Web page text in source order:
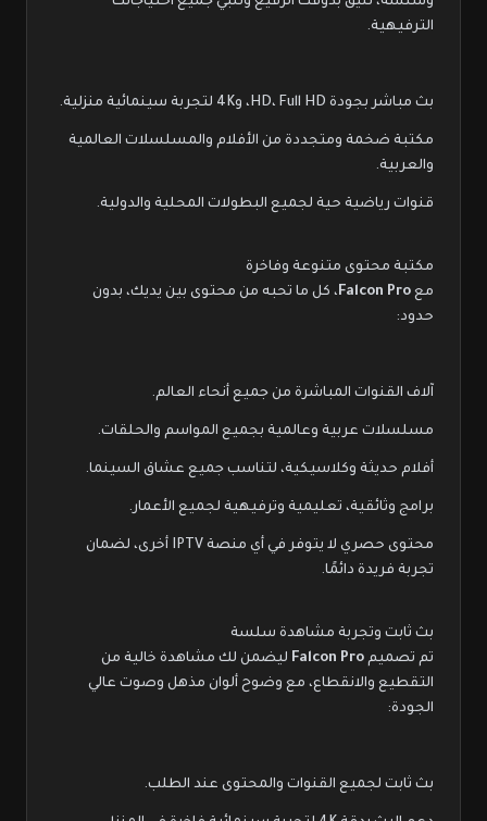
الترفيهية.
بث مباشر بجودة HD، Full HD، و4K لتجربة سينمائية منزلية.
مكتبة ضخمة ومتجددة من الأفلام والمسلسلات العالمية
والعربية.
قنوات رياضية حية لجميع البطولات المحلية والدولية.
مكتبة محتوى متنوعة وفاخرة
مع Falcon Pro، كل ما تحبه من محتوى بين يديك، بدون
حدود:
آلاف القنوات المباشرة من جميع أنحاء العالم.
مسلسلات عربية وعالمية بجميع المواسم والحلقات.
أفلام حديثة وكلاسيكية، لتناسب جميع عشاق السينما.
برامج وثائقية، تعليمية وترفيهية لجميع الأعمار.
محتوى حصري لا يتوفر في أي منصة IPTV أخرى، لضمان
تجربة فريدة دائمًا.
بث ثابت وتجربة مشاهدة سلسة
تم تصميم Falcon Pro ليضمن لك مشاهدة خالية من
التقطيع والانقطاع، مع وضوح ألوان مذهل وصوت عالي
الجودة:
بث ثابت لجميع القنوات والمحتوى عند الطلب.